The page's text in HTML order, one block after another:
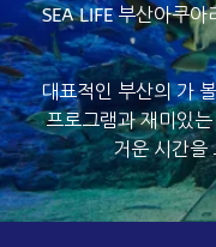
기
SEA LIFE 부산아쿠
대표적인 부산의 가
프로그램과 재미있
거운 시간을